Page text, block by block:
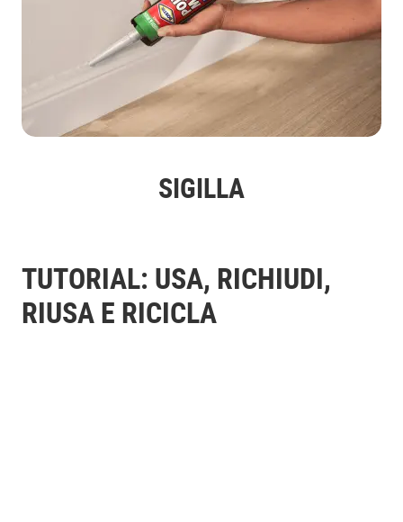
SIGILLA
TUTORIAL: USA, RICHIUDI,
RIUSA E RICICLA